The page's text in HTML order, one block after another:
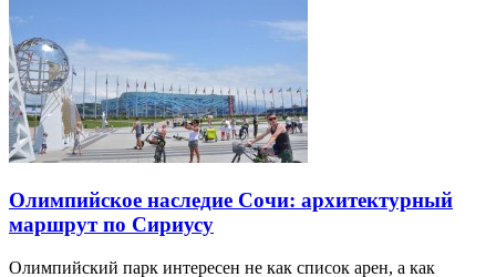
Олимпийское наследие Сочи: архитектурный
маршрут по Сириусу
Олимпийский парк интересен не как список арен, а как